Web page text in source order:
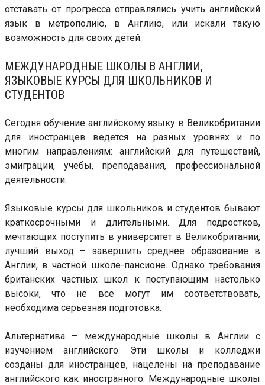
отставать от прогресса отправлялись учить английский
язык в метрополию, в Англию, или искали такую
возможность для своих детей.
МЕЖДУНАРОДНЫЕ ШКОЛЫ В АНГЛИИ,
ЯЗЫКОВЫЕ КУРСЫ ДЛЯ ШКОЛЬНИКОВ И
СТУДЕНТОВ
Сегодня обучение английскому языку в Великобритании
для иностранцев ведется на разных уровнях и по
многим направлениям: английский для путешествий,
эмиграции, учебы, преподавания, профессиональной
деятельности.
Языковые курсы для школьников и студентов бывают
краткосрочными и длительными. Для подростков,
мечтающих поступить в университет в Великобритании,
лучший выход – завершить среднее образование в
Англии, в частной школе-пансионе. Однако требования
британских частных школ к поступающим настолько
высоки, что не все могут им соответствовать,
необходима серьезная подготовка.
Альтернатива – международные школы в Англии с
изучением английского. Эти школы и колледжи
созданы для иностранцев, нацелены на преподавание
английского как иностранного. Международные школы